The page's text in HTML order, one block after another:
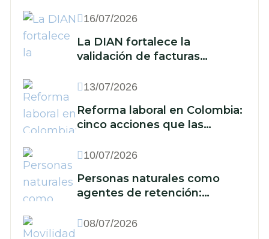
escenario económico
16/07/2026
La DIAN fortalece la
validación de facturas
para las empresas?
13/07/2026
Reforma laboral en Colombia:
cinco acciones que las
implementar frente a la
nuevos recargos
10/07/2026
Personas naturales como
agentes de retención:
deben hacer
08/07/2026